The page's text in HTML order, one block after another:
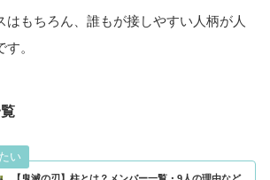
はもちろん、誰もが接しやすい人柄が人
。